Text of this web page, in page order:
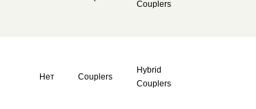
Couplers
Нет Couplers
Hybrid
Couplers